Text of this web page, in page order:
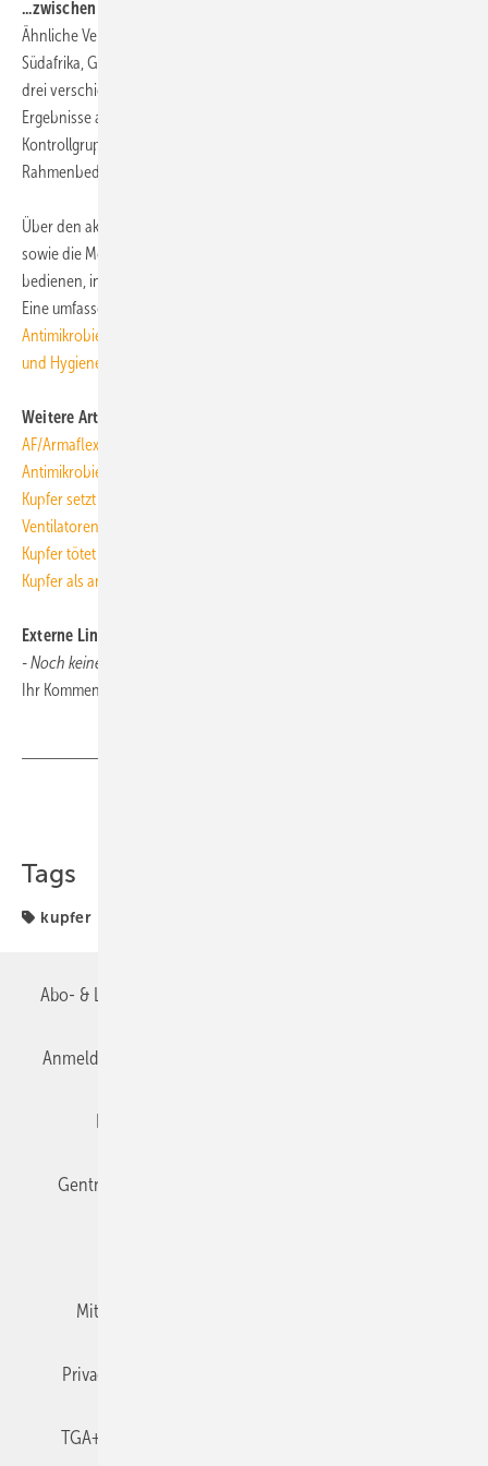
...zwischen 60 und 100 %
Ähnliche Versuche erfolgten auch in Großbritannien, Japan, Chile,
Südafrika, Griechenland, Skandinavien und auf Intensivstationen von
drei verschienen Kliniken in den USA. In allen Fällen zeigen laut DKI die
Ergebnisse auf kupferhaltigen Kontaktflächen im Vergleich zur
Kontrollgruppe eine deutliche Keim-Reduktion, die je nach
Rahmenbedingungen zwischen 60 und 100 % schwankte.
Über den aktuellen Forschungsstand, die erhältliche Produktpalette
sowie die Möglichkeit, sich des Markenzeichens als Hersteller zu
bedienen, informiert die Website
Eine umfassende Dokumentation enthält auch die DKI Broschüre
Antimikrobielle Kupferlegierungen - Neue Lösungen für Gesundheit
und Hygiene (6,4 MB)
Weitere Artikel zum Thema auf TGAonline
AF/Armaflex jetzt mit antimikrobieller Ausrüstung
Antimikrobiell beschichtete RLT-Geräte
Kupfer setzt sich gegen Keime durch
Ventilatoren aus antimikrobiellen Werkstoffen
Kupfer tötet gefährliche Krankenhauskeime
Kupfer als antimikrobielles Material registriert
Externe Links und Links unserer Leser
- Noch keine vorhanden -
Ihr Kommentar oder Link zum Thema:
Tags
kupfer
Abo- & Leserservice
Anmelden
Gentner Verlag
Mitgliedschaften und Engagement
Privacy Manager
TGA+E-WissensCheck